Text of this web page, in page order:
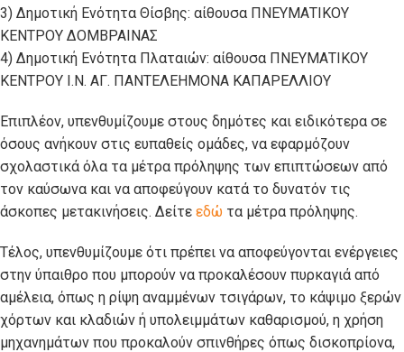
3) Δημοτική Ενότητα Θίσβης: αίθουσα ΠΝΕΥΜΑΤΙΚΟΥ
ΚΕΝΤΡΟΥ ΔΟΜΒΡΑΙΝΑΣ
4) Δημοτική Ενότητα Πλαταιών: αίθουσα ΠΝΕΥΜΑΤΙΚΟΥ
ΚΕΝΤΡΟΥ Ι.Ν. ΑΓ. ΠΑΝΤΕΛΕΗΜΟΝΑ ΚΑΠΑΡΕΛΛΙΟΥ
Επιπλέον, υπενθυμίζουμε στους δημότες και ειδικότερα σε
όσους ανήκουν στις ευπαθείς ομάδες, να εφαρμόζουν
σχολαστικά όλα τα μέτρα πρόληψης των επιπτώσεων από
τον καύσωνα και να αποφεύγουν κατά το δυνατόν τις
άσκοπες μετακινήσεις. Δείτε εδώ τα μέτρα πρόληψης.
Τέλος, υπενθυμίζουμε ότι πρέπει να αποφεύγονται ενέργειες
στην ύπαιθρο που μπορούν να προκαλέσουν πυρκαγιά από
αμέλεια, όπως η ρίψη αναμμένων τσιγάρων, το κάψιμο ξερών
χόρτων και κλαδιών ή υπολειμμάτων καθαρισμού, η χρήση
μηχανημάτων που προκαλούν σπινθήρες όπως δισκοπρίονα,